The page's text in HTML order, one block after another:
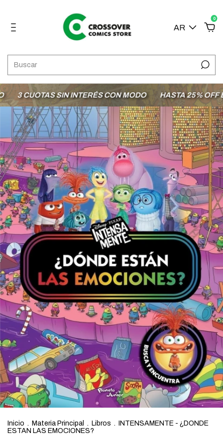
AR
0
3 CUOTAS SIN INTERÉS CON MODO HASTA 25% OFF EN
Inicio . Materia Principal . Libros .
INTENSAMENTE - ¿DONDE
ESTAN LAS EMOCIONES?